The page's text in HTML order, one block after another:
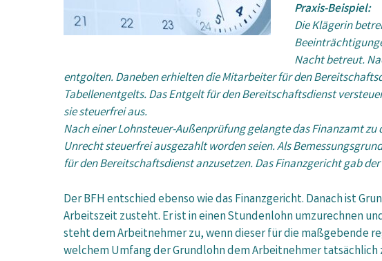
Praxis-Beispiel:
Die Klägerin
Nacht betreut.
entgolten. Daneben erhielten die Mitarbeiter für den
Tabellenentgelts. Das Entgelt für den Bereitschaftsdienst
sie steuerfrei aus.
Nach einer Lohnsteuer-Außenprüfung gelangte das Finanzamt
Unrecht steuerfrei ausgezahlt worden seien. Als
für den Bereitschaftsdienst anzusetzen. Das Finanzgericht gab
Der BFH entschied ebenso wie das Finanzgericht. Danach ist
Arbeitszeit zusteht. Er ist in einen Stundenlohn umzurechnen
steht dem Arbeitnehmer zu, wenn dieser für die maßgebende
welchem Umfang der Grundlohn dem Arbeitnehmer